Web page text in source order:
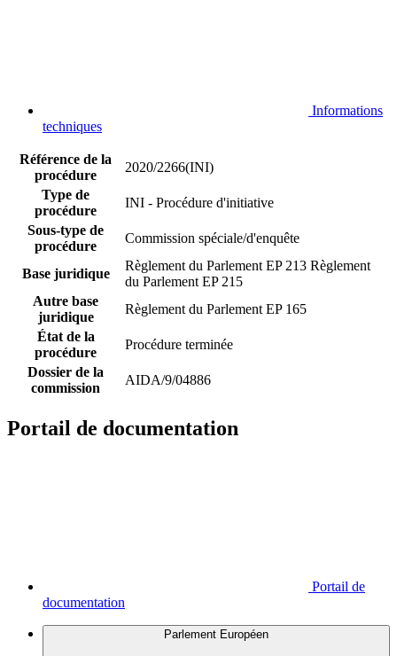
Informations
techniques
Référence de la
procédure
2020/2266(INI)
Type de
procédure
INI - Procédure d'initiative
Sous-type de
procédure
Commission spéciale/d'enquête
Base juridique
Règlement du Parlement EP 213 Règlement
du Parlement EP 215
Autre base
juridique
Règlement du Parlement EP 165
État de la
procédure
Procédure terminée
Dossier de la
commission
AIDA/9/04886
Portail de documentation
Portail de
documentation
Parlement Européen